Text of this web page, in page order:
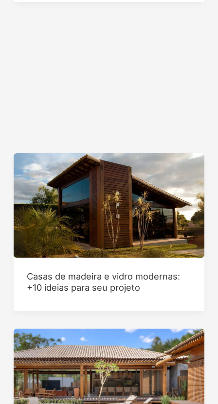
Casas de madeira e vidro modernas:
+10 ideias para seu projeto